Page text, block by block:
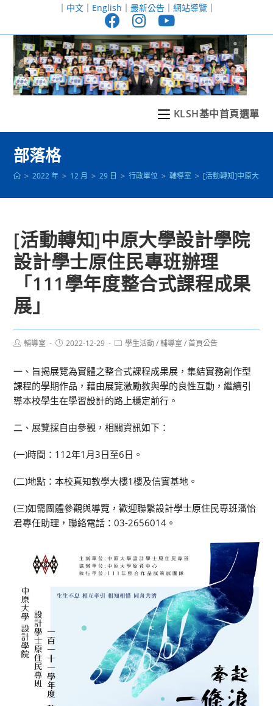
至
｜ 中文｜ English ｜ 最新公告｜ 網站導覽｜
KLSH基中首頁選單
部落格
> 2022 年 > 12 月 > 29 日 > 行政單位 > 輔導室 > [活動轉知]中原大學
[活動轉知]中原大學設計學院
設計學士原住民專班辦理
「111學年度整合式課程成果
展」
Post輔導室
Post2022-12-29
Post學生活動 / 輔導室 / 首頁公告
一、旨揭展覽為實體之整合式課程成果展，集結實務創作型
課程的學期作品，藉由展覽激勵教與學的良性互動，繼續引
導本校學生在學習設計的路上穩定前行。
二、展覽採自由參觀，相關資訊如下：
(一)時間：112年1月3日至6日。
(二)地點：本校真知教學大樓1樓及信實基地。
(三)如需團體參觀與導覽，歡迎聯繫設計學士原住民專班潘怡
君專任助理，聯絡電話：03-2656014。